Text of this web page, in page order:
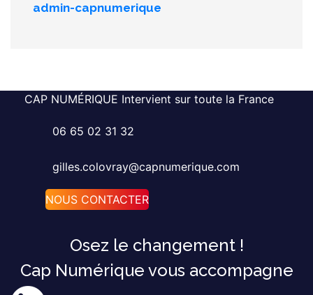
admin-capnumerique
CAP NUMÉRIQUE Intervient sur toute la France
06 65 02 31 32
gilles.colovray@capnumerique.com
NOUS CONTACTER
Osez le changement !
Cap Numérique vous accompagne